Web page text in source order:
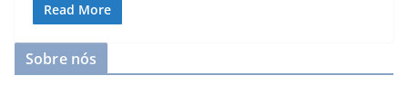
Read More
Sobre nós